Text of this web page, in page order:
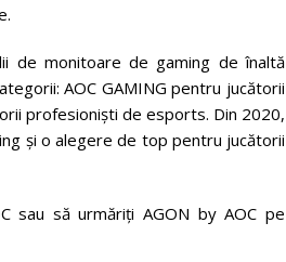
de monitoare de gaming de înaltă
AOC GAMING pentru jucătorii
profesioniști de esports. Din 2020,
și o alegere de top pentru jucătorii
sau să urmăriți AGON by AOC pe